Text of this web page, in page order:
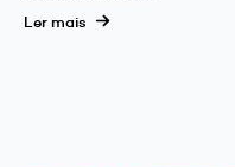
Ler mais